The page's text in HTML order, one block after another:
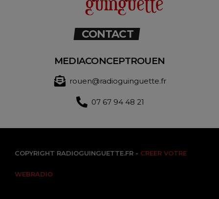
CONTACT
MEDIACONCEPTROUEN
rouen@radioguinguette.fr
07 67 94 48 21
COPYRIGHT RADIOGUINGUETTE.FR - CREER VOTRE
WEBRADIO